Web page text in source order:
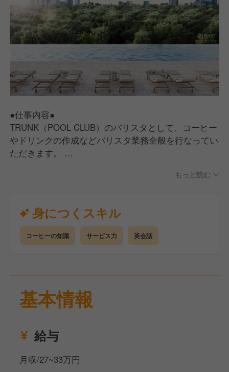
スタイリッシュで特別な空間作りを目指しているた
め、働きながら上質なサービススキルやドリンク作成
の技術を学べます！
●仕事内容●
TRUNK（POOL CLUB）のバリスタとして、コーヒー
やドリンクの作成などバリスタ業務全般を行なってい
ただきます。
考えながらスキルを磨いていきましょう！
もっと読む
身につくスキル
コーヒーの知識 サービス力 英会話
基本情報
給与
月収/27~33万円